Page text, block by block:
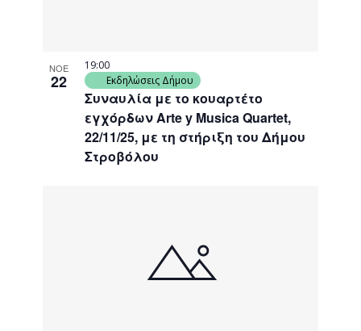
ΝΟΕ
22
Συναυλία με το κουαρτέτο
εγχόρδων Arte y Musica Quartet,
22/11/25, με τη στήριξη του Δήμου
Στροβόλου
19:00
Εκδηλώσεις Δήμου